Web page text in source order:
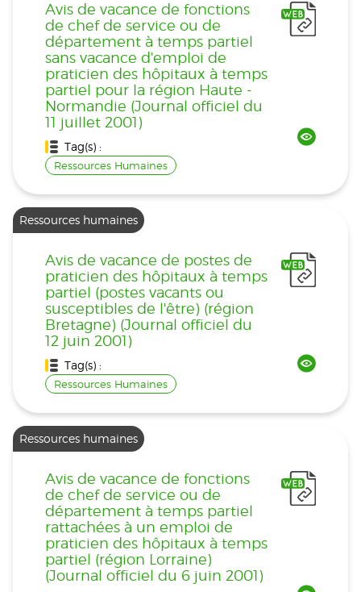
Avis de vacance de fonctions
de chef de service ou de
département à temps partiel
sans vacance d'emploi de
praticien des hôpitaux à temps
partiel pour la région Haute -
Normandie (Journal officiel du
11 juillet 2001)
Tag(s) :
Ressources Humaines
Ressources humaines
Avis de vacance de postes de
praticien des hôpitaux à temps
partiel (postes vacants ou
susceptibles de l'être) (région
Bretagne) (Journal officiel du
12 juin 2001)
Tag(s) :
Ressources Humaines
Ressources humaines
Avis de vacance de fonctions
de chef de service ou de
département à temps partiel
rattachées à un emploi de
praticien des hôpitaux à temps
partiel (région Lorraine)
(Journal officiel du 6 juin 2001)